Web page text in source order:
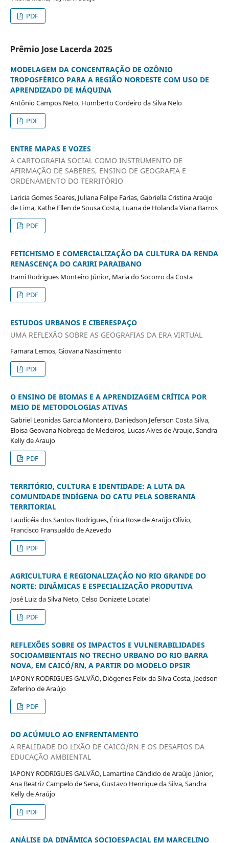
PDF
Prêmio Jose Lacerda 2025
MODELAGEM DA CONCENTRAÇÃO DE OZÔNIO
TROPOSFÉRICO PARA A REGIÃO NORDESTE COM USO DE
APRENDIZADO DE MÁQUINA
Antônio Campos Neto, Humberto Cordeiro da Silva Nelo
PDF
ENTRE MAPAS E VOZES
A CARTOGRAFIA SOCIAL COMO INSTRUMENTO DE
AFIRMAÇÃO DE SABERES, ENSINO DE GEOGRAFIA E
ORDENAMENTO DO TERRITÓRIO
Laricia Gomes Soares, Juliana Felipe Farias, Gabriella Cristina Araújo
de Lima, Kathe Ellen de Sousa Costa, Luana de Holanda Viana Barros
PDF
FETICHISMO E COMERCIALIZAÇÃO DA CULTURA DA RENDA
RENASCENÇA DO CARIRI PARAIBANO
Irami Rodrigues Monteiro Júnior, Maria do Socorro da Costa
PDF
ESTUDOS URBANOS E CIBERESPAÇO
UMA REFLEXÃO SOBRE AS GEOGRAFIAS DA ERA VIRTUAL
Famara Lemos, Giovana Nascimento
PDF
O ENSINO DE BIOMAS E A APRENDIZAGEM CRÍTICA POR
MEIO DE METODOLOGIAS ATIVAS
Gabriel Leonidas Garcia Monteiro, Daniedson Jeferson Costa Silva,
Eloisa Geovana Nobrega de Medeiros, Lucas Alves de Araujo, Sandra
Kelly de Araujo
PDF
TERRITÓRIO, CULTURA E IDENTIDADE: A LUTA DA
COMUNIDADE INDÍGENA DO CATU PELA SOBERANIA
TERRITORIAL
Laudicéia dos Santos Rodrigues, Érica Rose de Araújo Olívio,
Francisco Fransualdo de Azevedo
PDF
AGRICULTURA E REGIONALIZAÇÃO NO RIO GRANDE DO
NORTE: DINÂMICAS E ESPECIALIZAÇÃO PRODUTIVA
José Luiz da Silva Neto, Celso Donizete Locatel
PDF
REFLEXÕES SOBRE OS IMPACTOS E VULNERABILIDADES
SOCIOAMBIENTAIS NO TRECHO URBANO DO RIO BARRA
NOVA, EM CAICÓ/RN, A PARTIR DO MODELO DPSIR
IAPONY RODRIGUES GALVÃO, Diógenes Felix da Silva Costa, Jaedson
Zeferino de Araújo
PDF
DO ACÚMULO AO ENFRENTAMENTO
A REALIDADE DO LIXÃO DE CAICÓ/RN E OS DESAFIOS DA
EDUCAÇÃO AMBIENTAL
IAPONY RODRIGUES GALVÃO, Lamartine Cândido de Araújo Júnior,
Ana Beatriz Campelo de Sena, Gustavo Henrique da Silva, Sandra
Kelly de Araújo
PDF
ANÁLISE DA DINÂMICA SOCIOESPACIAL EM MARCELINO